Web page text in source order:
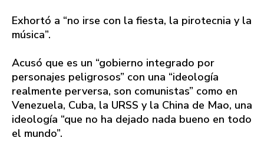
Exhortó a “no irse con la fiesta, la pirotecnia y la
música”.
Acusó que es un “gobierno integrado por
personajes peligrosos” con una “ideología
realmente perversa, son comunistas” como en
Venezuela, Cuba, la URSS y la China de Mao, una
ideología “que no ha dejado nada bueno en todo
el mundo”.